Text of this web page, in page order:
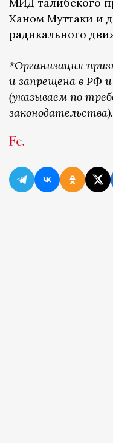
МИД талибского
Ханом Муттаки и
радикального
*Организация
и запрещена в РФ
(указываем по
законодательства).